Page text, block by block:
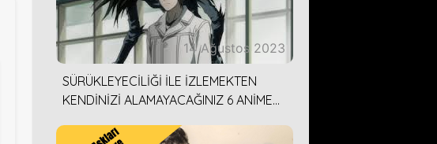
14 Ağustos 2023
SÜRÜKLEYECİLİĞİ İLE İZLEMEKTEN
KENDİNİZİ ALAMAYACAĞINIZ 6 ANİME